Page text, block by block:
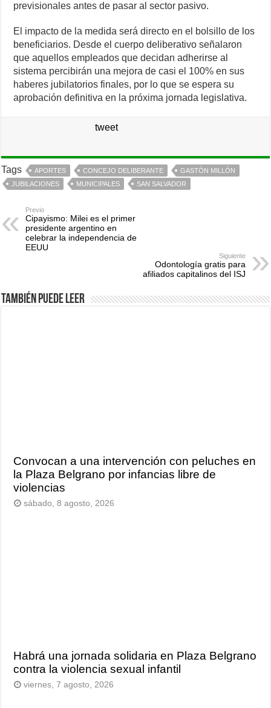
previsionales antes de pasar al sector pasivo.
El impacto de la medida será directo en el bolsillo de los
beneficiarios. Desde el cuerpo deliberativo señalaron
que aquellos empleados que decidan adherirse al
sistema percibirán una mejora de casi el 100% en sus
haberes jubilatorios finales, por lo que se espera su
aprobación definitiva en la próxima jornada legislativa.
tweet
Tags APORTES CONCEJO DELIBERANTE
GASTÓN MILLÓN
JUBILACIONES
MUNICIPALES SAN SALVADOR
Previo
Cipayismo: Milei es el primer
presidente argentino en
celebrar la independencia de
EEUU
Siguiente
Odontología gratis para
afiliados capitalinos del ISJ
También puede leer
Convocan a una intervención con peluches en
la Plaza Belgrano por infancias libre de
violencias
sábado, 8 agosto, 2026
Habrá una jornada solidaria en Plaza Belgrano
contra la violencia sexual infantil
viernes, 7 agosto, 2026